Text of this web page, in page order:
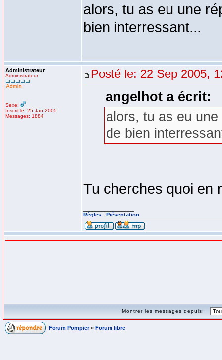
alors, tu as eu une
bien interressant...
Administrateur
Administrateur
Sexe:
Inscrit le: 25 Jan 2005
Messages: 1884
Posté le: 22 Sep 2005,
angelhot a écrit:
alors, tu as eu
de bien
Tu cherches quoi en
Règles - Présentation
Montrer les messages depuis:
Forum Pompier » Forum libre